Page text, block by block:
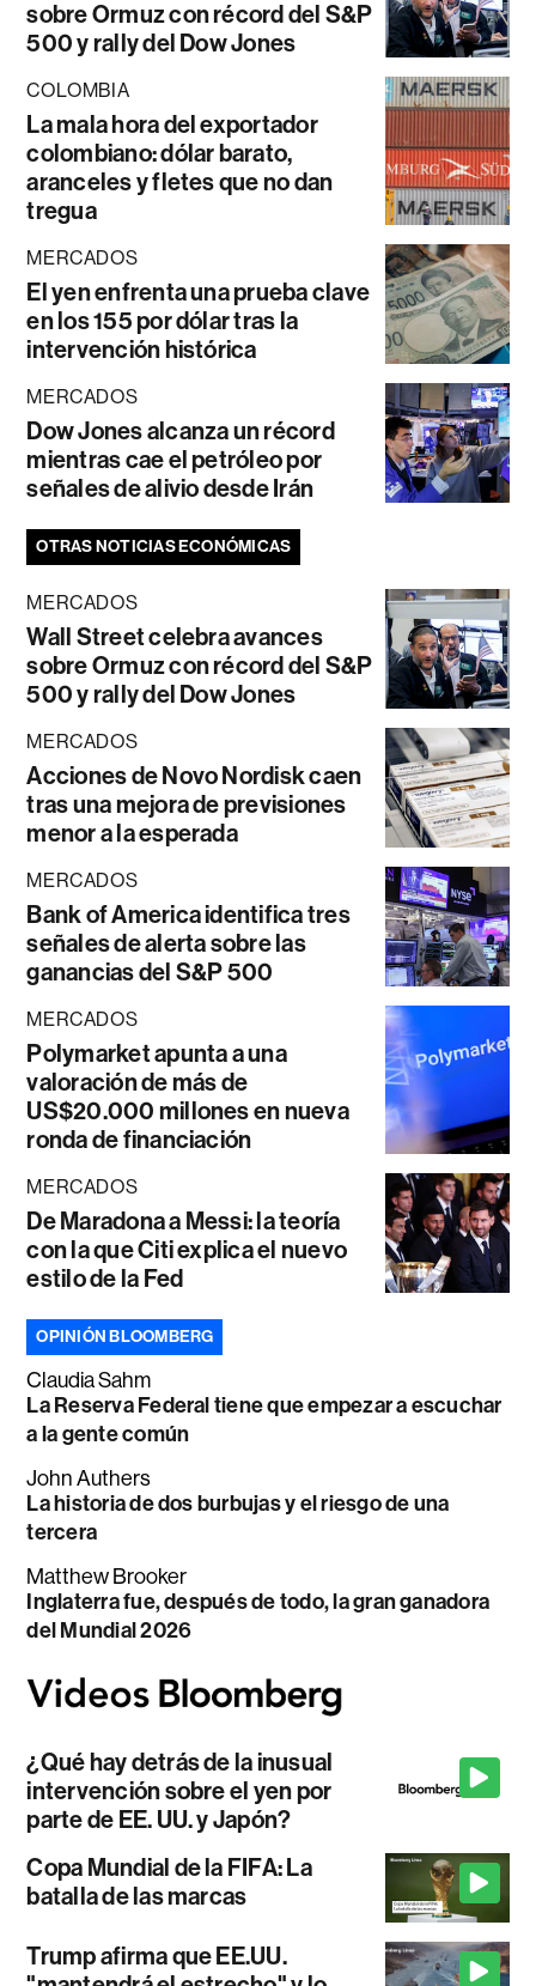
sobre Ormuz con récord del S&P
500 y rally del Dow Jones
COLOMBIA
La mala hora del exportador
colombiano: dólar barato,
aranceles y fletes que no dan
tregua
MERCADOS
El yen enfrenta una prueba clave
en los 155 por dólar tras la
intervención histórica
MERCADOS
Dow Jones alcanza un récord
mientras cae el petróleo por
señales de alivio desde Irán
OTRAS NOTICIAS ECONÓMICAS
MERCADOS
Wall Street celebra avances
sobre Ormuz con récord del S&P
500 y rally del Dow Jones
MERCADOS
Acciones de Novo Nordisk caen
tras una mejora de previsiones
menor a la esperada
MERCADOS
Bank of America identifica tres
señales de alerta sobre las
ganancias del S&P 500
MERCADOS
Polymarket apunta a una
valoración de más de
US$20.000 millones en nueva
ronda de financiación
MERCADOS
De Maradona a Messi: la teoría
con la que Citi explica el nuevo
estilo de la Fed
OPINIÓN BLOOMBERG
Claudia Sahm
La Reserva Federal tiene que empezar a escuchar
a la gente común
John Authers
La historia de dos burbujas y el riesgo de una
tercera
Matthew Brooker
Inglaterra fue, después de todo, la gran ganadora
del Mundial 2026
¿Qué hay detrás de la inusual
intervención sobre el yen por
parte de EE. UU. y Japón?
Copa Mundial de la FIFA: La
batalla de las marcas
Trump afirma que EE.UU.